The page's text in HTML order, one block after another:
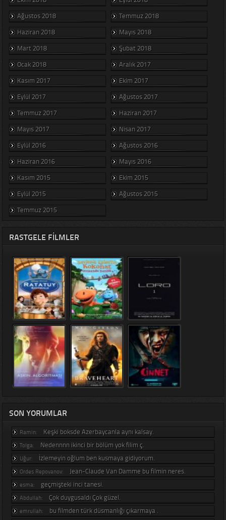
Ağustos 2018
Temmuz 2018
Haziran 2018
Mayıs 2018
Mart 2018
Şubat 2018
Ocak 2018
Aralık 2017
Kasım 2017
Ekim 2017
Eylül 2017
Ağustos 2017
Temmuz 2017
Haziran 2017
Mayıs 2017
Nisan 2017
Eylül 2016
Ağustos 2016
Haziran 2016
Mayıs 2016
Kasım 2015
Ekim 2015
Eylül 2015
Ağustos 2015
Temmuz 2015
RASTGELE FILMLER
SON YORUMLAR
Ramin: Keşki boksde Azerbaycanla aynı kalsay.
Tolga: Nedennnn ikinci bir bölüm yok filim ç.
Uğur: İzlemeyin oğlum ben kusmaya gidiyorum.
Ordes Repovanov: Jean-Claude Van Damme bu filmin neres.
esma: geçmişteki inci tanesi.
Abdullah: Çok duygusaldı Çok güzel.
emrullah:
bu filmden türk düsmanlığı çıkarmaya .